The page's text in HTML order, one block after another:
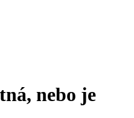
nebo je